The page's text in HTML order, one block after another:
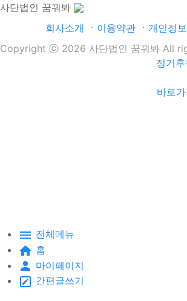
사단법인 꿈꿔봐
회사소개 ㆍ 이용약관 ㆍ 개인정
Copyright ⓒ 2026 사단법인 꿈꿔봐 All
정기
바로
전체메뉴
홈
마이페이지
간편글쓰기